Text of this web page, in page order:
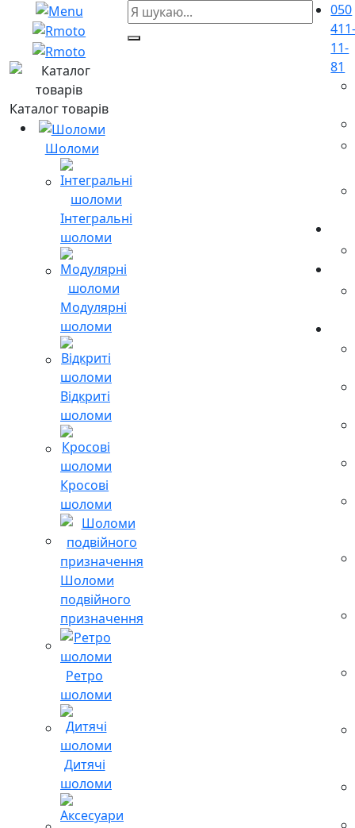
Каталог товарів
Шоломи
Інтегральні
шоломи
Модулярні
шоломи
Відкриті
шоломи
Кросові
шоломи
Шоломи
подвійного
призначення
Ретро
шоломи
Дитячі
шоломи
050
11-
81